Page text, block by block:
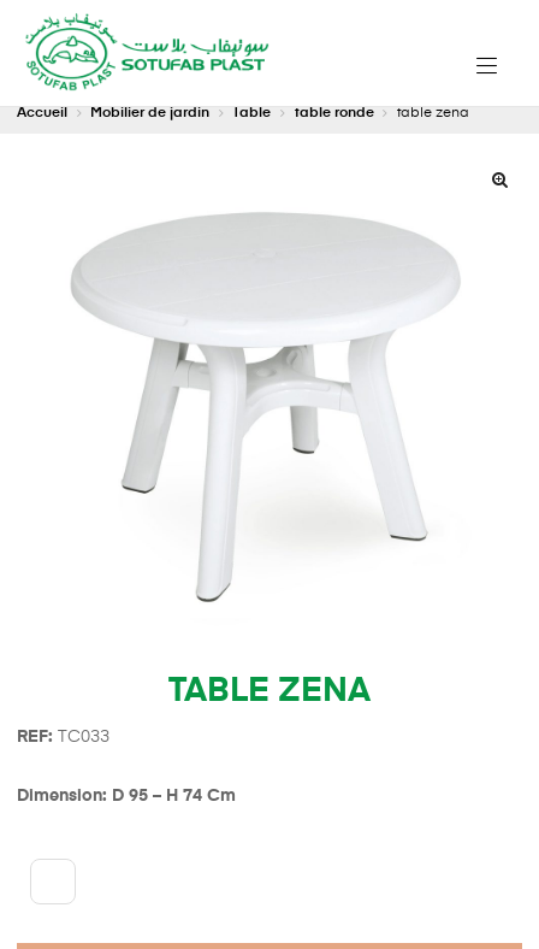
Accueil Mobilier de jardin Table table ronde table zena
TABLE ZENA
REF: TC033
Dimension: D 95 – H 74 Cm